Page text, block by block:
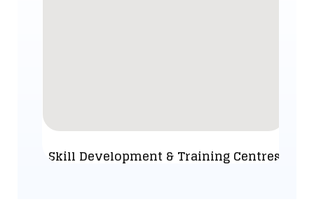
Skill Development & Training Centres